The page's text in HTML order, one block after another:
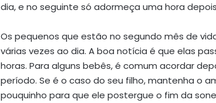
dia, e no seguinte só adormeça uma hora
Os pequenos que estão no segundo mês de
várias vezes ao dia. A boa notícia é que elas
horas. Para alguns bebês, é comum acordar
período. Se é o caso do seu filho, mantenha o
pouquinho para que ele postergue o fim da